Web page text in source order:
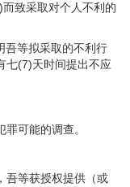
致采取对个人不利的
吾等拟采取的不利行
七(7)天时间提出不应
可能的调查。
吾等获授权提供（或